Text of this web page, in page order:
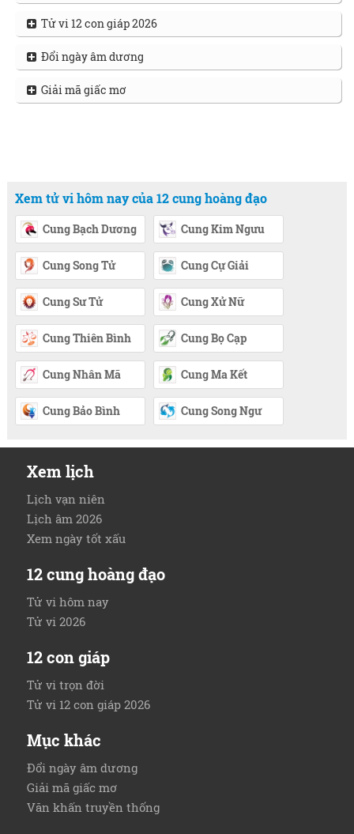
Tử vi 12 con giáp 2026
Đổi ngày âm dương
Giải mã giấc mơ
Xem tử vi hôm nay của 12 cung hoàng đạo
Cung Bạch Dương Cung Kim Ngưu
Cung Song Tử Cung Cự Giải
Cung Sư Tử Cung Xử Nữ
Cung Thiên Bình Cung Bọ Cạp
Cung Nhân Mã Cung Ma Kết
Cung Bảo Bình Cung Song Ngư
Xem lịch
Lịch vạn niên
Lịch âm 2026
Xem ngày tốt xấu
12 cung hoàng đạo
Tử vi hôm nay
Tử vi 2026
12 con giáp
Tử vi trọn đời
Tử vi 12 con giáp 2026
Mục khác
Đổi ngày âm dương
Giải mã giấc mơ
Văn khấn truyền thống